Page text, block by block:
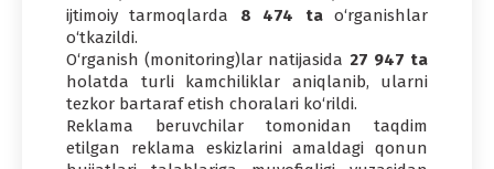
ijtimoiy tarmoqlarda 8 474 tao‘rganishlar
o‘tkazildi.
O‘rganish (monitoring)lar natijasida 27 947 ta
holatda turli kamchiliklar aniqlanib, ularni
tezkor bartaraf etish choralari ko‘rildi.
Reklama beruvchilar tomonidan taqdim
etilgan reklama eskizlarini amaldagi qonun